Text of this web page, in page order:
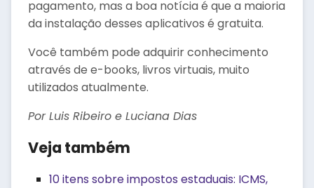
pagamento, mas a boa notícia é que a maioria
da instalação desses aplicativos é gratuita.
Você também pode adquirir conhecimento
através de e-books, livros virtuais, muito
utilizados atualmente.
Por Luis Ribeiro e Luciana Dias
Veja também
10 itens sobre impostos estaduais: ICMS,